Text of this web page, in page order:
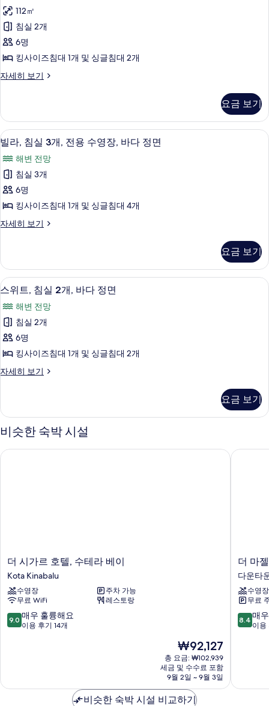
모
두
보
기
면
(Pool)
자
세
히
보
기
침
실
2
개,
바
다
망
사
진
모
두
보
기
112㎡
침실 2개
6명
킹사이즈침대 1개 및 싱글침대 2개
자세히 보기
빌
2
개,
바
전
망
자
세
히
기
요금 보기
빌
침
실
3
개,
전
수
영
장,
바
다
정
면
사
두
보
기
2 개의 침실, 이탈리아 프레떼 시트, 고
6
빌라, 침실 3개, 전용 수영장, 바다 정면
해변 전망
침실 3개
6명
킹사이즈침대 1개 및 싱글침대 4개
자세히 보기
빌
3
개,
전
수
영
장,
바
다
면
보
기
요금 보기
스
트,
침
실
2
개,
다
면
사
2 개의 침실, 이탈리아 프레떼 시트, 고
9
스위트, 침실 2개, 바다 정면
해변 전망
침실 2개
6명
킹사이즈침대 1개 및 싱글침대 2개
자세히 보기
스
실
2
개,
다
요금 보기
비슷한 숙박 시설
더
시
가
르
호
텔,
수
Kinabalu
더 시가르 호텔, 수테라 베이
Kota Kinabalu
수영장
주차 가능
무료 WiFi
레스토랑
10
점
매
9.0 매우 훌륭해요
이용 후기 14개
현
재
요
금
₩92,127
₩92,127
총 요금: ₩102,939
세금 및 수수료 포함
9월 2일 ~ 9월 3일
더 시가르 호텔, 수테라 베이
더
마
젤
란
수
테
라
타
더 마
다운타
수영장
무료
10
점
매
8.4 매
이용
더 마젤
비슷한 숙박 시설 비교하기